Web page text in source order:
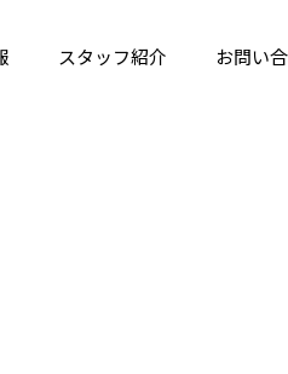
スタッフ紹介 お問い